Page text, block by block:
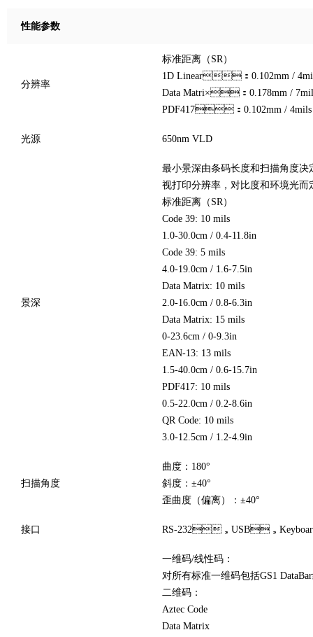
性能参数
分辨率
标准距离（SR）
1D Linear：0.102mm /
Data Matri×：0.178mm /
PDF417：0.102mm / 4mils
光源 650nm VLD
景深
最小景深由条码长度和扫描角度决定
视打印分辨率，对比度和环境光而定
标准距离（SR）
Code 39: 10 mils
1.0-30.0cm / 0.4-11.8in
Code 39: 5 mils
4.0-19.0cm / 1.6-7.5in
Data Matrix: 10 mils
2.0-16.0cm / 0.8-6.3in
Data Matrix: 15 mils
0-23.6cm / 0-9.3in
EAN-13: 13 mils
1.5-40.0cm / 0.6-15.7in
PDF417: 10 mils
0.5-22.0cm / 0.2-8.6in
QR Code: 10 mils
3.0-12.5cm / 1.2-4.9in
扫描角度
曲度：180°
斜度：±40°
歪曲度（偏离）：±40°
接口 RS-232，USB，
一维码/线性码：
对所有标准一维码包括GS1
二维码：
Aztec Code
Data Matrix